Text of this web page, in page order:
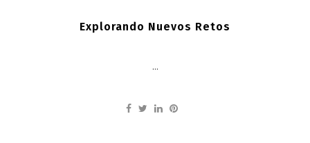
Explorando Nuevos Retos
...